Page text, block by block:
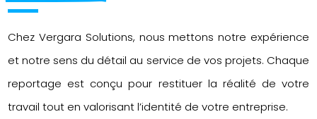
Chez Vergara Solutions, nous mettons notre expérience
et notre sens du détail au service de vos projets. Chaque
reportage est conçu pour restituer la réalité de votre
travail tout en valorisant l’identité de votre entreprise.